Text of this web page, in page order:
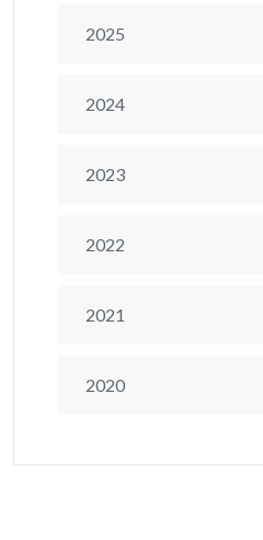
2025
2024
2023
2022
2021
2020